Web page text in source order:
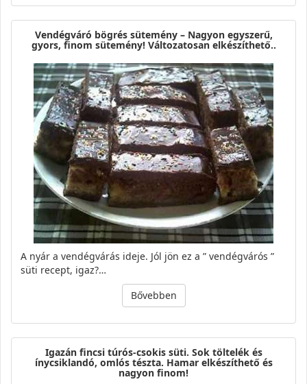
Vendégváró bögrés sütemény – Nagyon egyszerű,
gyors, finom sütemény! Változatosan elkészíthető..
A nyár a vendégvárás ideje. Jól jön ez a ” vendégvárós ”
süti recept, igaz?…
Bővebben
Igazán fincsi túrós-csokis süti. Sok töltelék és
ínycsiklandó, omlós tészta. Hamar elkészíthető és
nagyon finom!